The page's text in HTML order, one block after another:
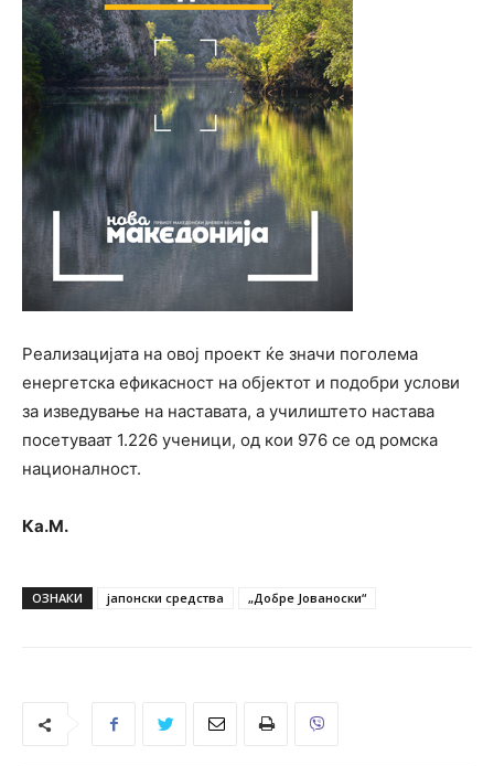
Реализацијата на овој проект ќе значи поголема
енергетска ефикасност на објектот и подобри услови
за изведување на наставата, а училиштето настава
посетуваат 1.226 ученици, од кои 976 се од ромска
националност.
Ка.М.
ОЗНАКИ јапонски средства „Добре Јованоски“